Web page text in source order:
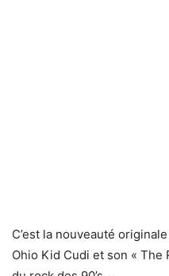
C’est la nouveauté
Ohio Kid Cudi et son « The